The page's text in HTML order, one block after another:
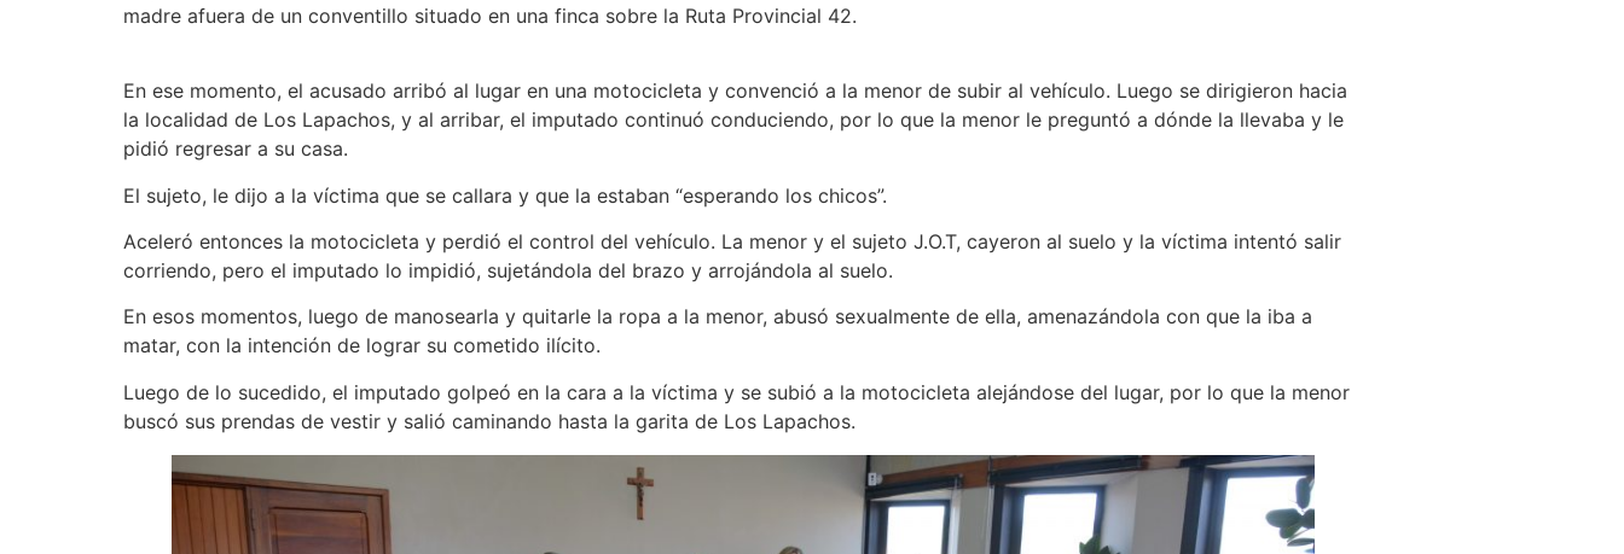
madre afuera de un conventillo situado en una finca sobre la Ruta Provincial 42.
En ese momento, el acusado arribó al lugar en una motocicleta y convenció a la menor de subir al vehículo. Luego se dirigieron hacia
la localidad de Los Lapachos, y al arribar, el imputado continuó conduciendo, por lo que la menor le preguntó a dónde la llevaba y le
pidió regresar a su casa.
El sujeto, le dijo a la víctima que se callara y que la estaban “esperando los chicos”.
Aceleró entonces la motocicleta y perdió el control del vehículo. La menor y el sujeto J.O.T, cayeron al suelo y la víctima intentó salir
corriendo, pero el imputado lo impidió, sujetándola del brazo y arrojándola al suelo.
En esos momentos, luego de manosearla y quitarle la ropa a la menor, abusó sexualmente de ella, amenazándola con que la iba a
matar, con la intención de lograr su cometido ilícito.
Luego de lo sucedido, el imputado golpeó en la cara a la víctima y se subió a la motocicleta alejándose del lugar, por lo que la menor
buscó sus prendas de vestir y salió caminando hasta la garita de Los Lapachos.